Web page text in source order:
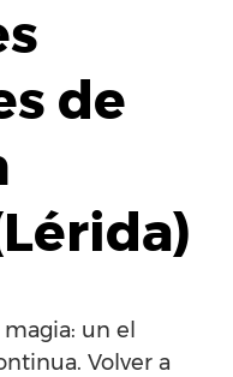
de
un el
Volver a